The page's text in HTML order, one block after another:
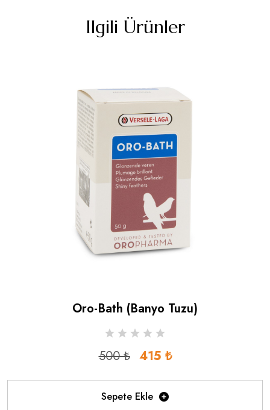
Ilgili Ürünler
Oro-Bath (banyo Tuzu)
500 ₺ 415 ₺
Sepete Ekle